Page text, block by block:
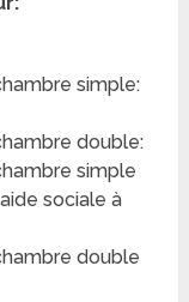
simple:
double:
simple
sociale à
double